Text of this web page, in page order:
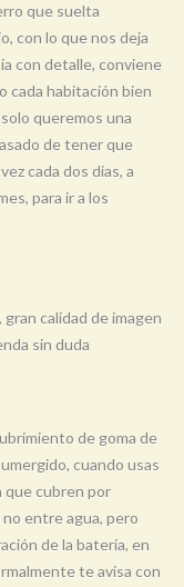
que suelta
con lo que nos deja
con detalle, conviene
cada habitación bien
queremos una
de tener que
cada dos dias, a
para ir a los
calidad de imagen
sin duda
de goma de
cuando usas
que cubren por
entre agua, pero
de la batería, en
te avisa con